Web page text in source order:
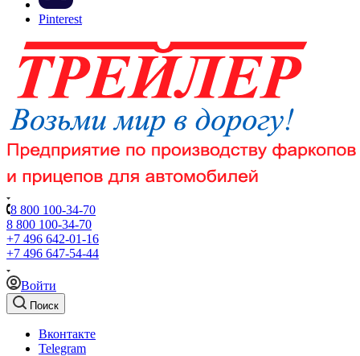
Pinterest
8 800 100-34-70
8 800 100-34-70
+7 496 642-01-16
+7 496 647-54-44
Войти
Поиск
Вконтакте
Telegram